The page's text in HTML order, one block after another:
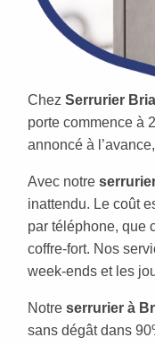
Chez Serrurier
porte commence à
annoncé à
Avec notre
inattendu. Le coût
par téléphone, que
coffre-fort. Nos
week-ends et les
Notre serrurier à
sans dégât dans